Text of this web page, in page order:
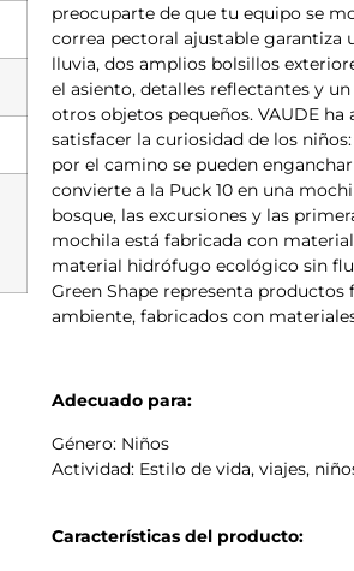
preocuparte de que tu equipo se
correa pectoral ajustable garantiza
lluvia, dos amplios bolsillos
el asiento, detalles reflectantes y
otros objetos pequeños. VAUDE ha
satisfacer la curiosidad de los
por el camino se pueden
convierte a la Puck 10 en una
bosque, las excursiones y las
mochila está fabricada con
material hidrófugo ecológico sin
Green Shape representa
ambiente, fabricados con
Adecuado para:
Género: Niños
Actividad: Estilo de vida, viajes,
Características del producto: